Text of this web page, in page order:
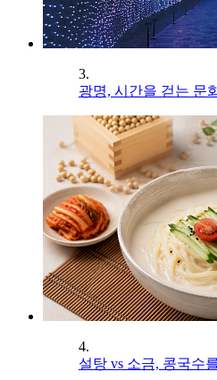
3.
광명, 시간을 걷는 문
4.
설탕 vs 소금, 콩국수